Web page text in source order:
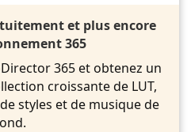
et plus encore
365
365 et obtenez un
croissante de LUT,
styles et de musique de